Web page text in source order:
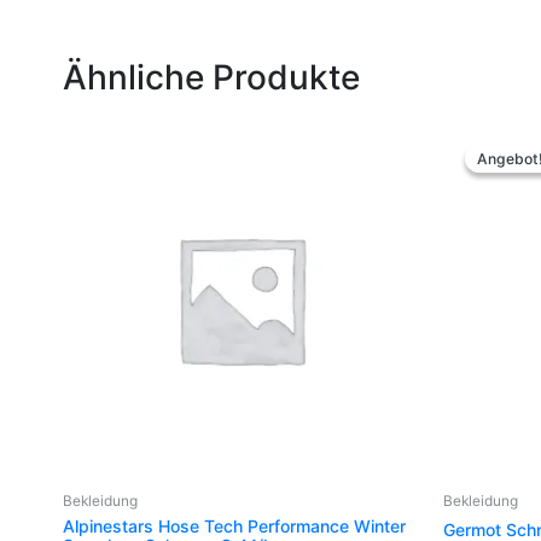
Ähnliche Produkte
Bekleidung
Alpinestars Hose Tech Performance Winter
Angebot!
Angebot!
Bekleidung
Germot
war: